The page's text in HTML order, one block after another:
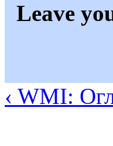
Leave
‹ WMI: